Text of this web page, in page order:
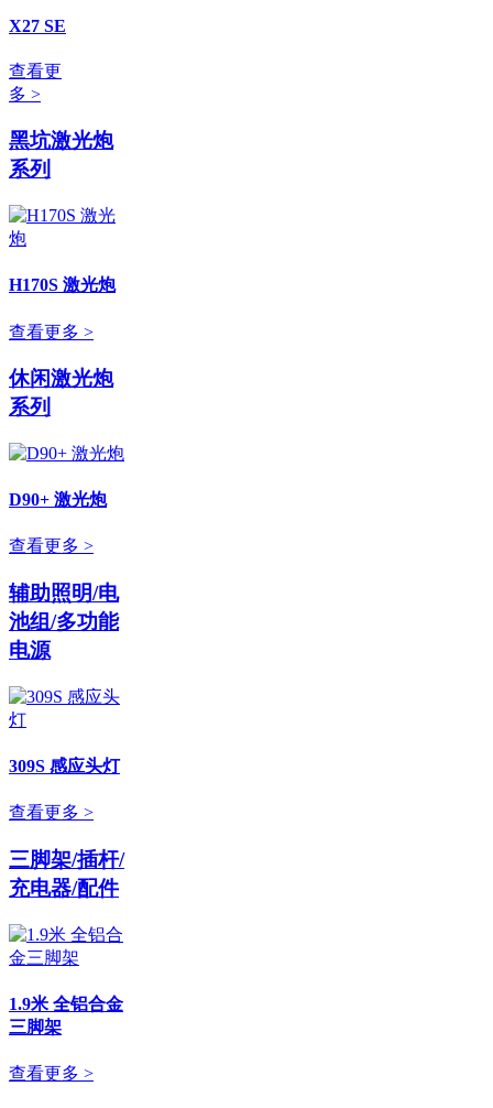
X27 SE
查看更
多 >
黑坑激光炮
系列
H170S 激光炮
查看更多 >
休闲激光炮
系列
D90+ 激光炮
查看更多 >
辅助照明/电
池组/多功能
电源
309S 感应头灯
查看更多 >
三脚架/插杆/
充电器/配件
1.9米 全铝合金
三脚架
查看更多 >